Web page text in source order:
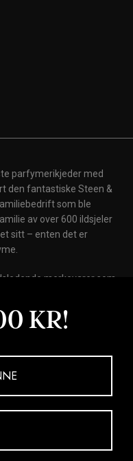
parfymerikjeder med
den fantastiske Steen &
som ble
av over 600 ildsjeler
sitt – enten det er
merkevarer som
kultmerker
NARS, Drunk
KR!